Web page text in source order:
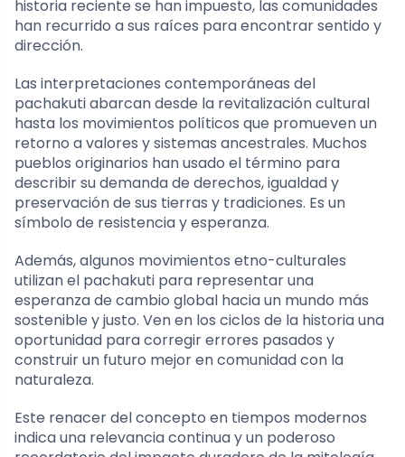
historia reciente se han impuesto, las comunidades
han recurrido a sus raíces para encontrar sentido y
dirección.
Las interpretaciones contemporáneas del
pachakuti abarcan desde la revitalización cultural
hasta los movimientos políticos que promueven un
retorno a valores y sistemas ancestrales. Muchos
pueblos originarios han usado el término para
describir su demanda de derechos, igualdad y
preservación de sus tierras y tradiciones. Es un
símbolo de resistencia y esperanza.
Además, algunos movimientos etno-culturales
utilizan el pachakuti para representar una
esperanza de cambio global hacia un mundo más
sostenible y justo. Ven en los ciclos de la historia una
oportunidad para corregir errores pasados y
construir un futuro mejor en comunidad con la
naturaleza.
Este renacer del concepto en tiempos modernos
indica una relevancia continua y un poderoso